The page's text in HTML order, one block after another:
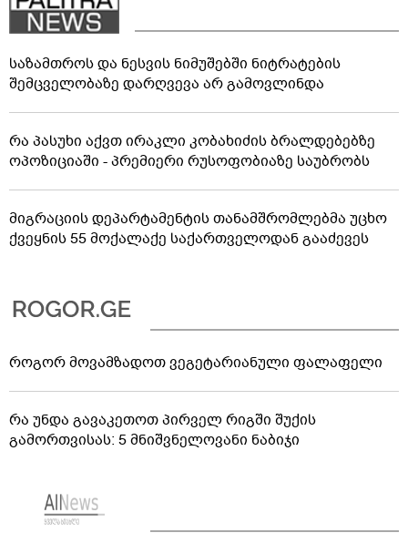
საზამთროს და ნესვის ნიმუშებში ნიტრატების
შემცველობაზე დარღვევა არ გამოვლინდა
რა პასუხი აქვთ ირაკლი კობახიძის ბრალდებებზე
ოპოზიციაში - პრემიერი რუსოფობიაზე საუბრობს
მიგრაციის დეპარტამენტის თანამშრომლებმა უცხო
ქვეყნის 55 მოქალაქე საქართველოდან გააძევეს
როგორ მოვამზადოთ ვეგეტარიანული ფალაფელი
რა უნდა გავაკეთოთ პირველ რიგში შუქის
გამორთვისას: 5 მნიშვნელოვანი ნაბიჯი